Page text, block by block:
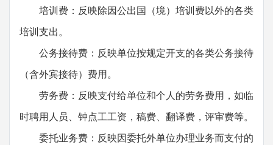
培训费：反映除因公出国（境）培训费以外的各类
培训支出。
公务接待费：反映单位按规定开支的各类公务接待
（含外宾接待）费用。
劳务费：反映支付给单位和个人的劳务费用，如临
时聘用人员、钟点工工资，稿费、翻译费，评审费等。
委托业务费：反映因委托外单位办理业务而支付的